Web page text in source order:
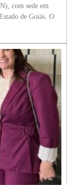
com sede em
de Goiás. O